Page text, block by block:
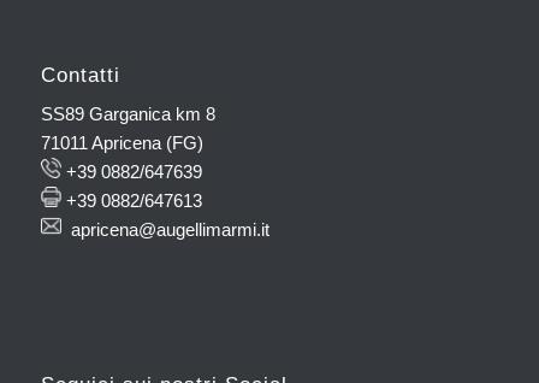
Contatti
SS89 Garganica km 8
71011 Apricena (FG)
+39 0882/647639
+39 0882/647613
apricena@augellimarmi.it